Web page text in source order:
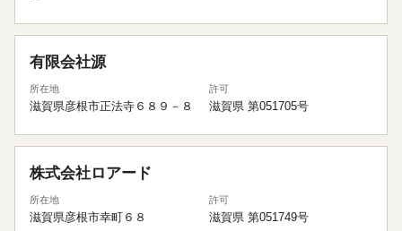
有限会社源
所在地
滋賀県彦根市正法寺６８９－８
許可
滋賀県 第051705号
株式会社ロアード
所在地
滋賀県彦根市幸町６８
許可
滋賀県 第051749号